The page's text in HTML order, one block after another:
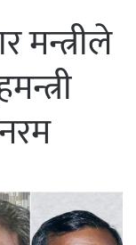
मन्त्रीले